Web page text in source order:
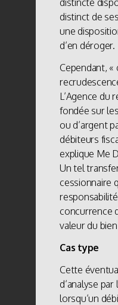
distinct de
une
d’en déroger.
Cependant,
L’Agence du
fondée sur
ou d’argent
débiteurs
explique Me
Un tel
cessionnaire
concurrence
valeur du
Cas type
Cette
d’analyse
lorsqu’un